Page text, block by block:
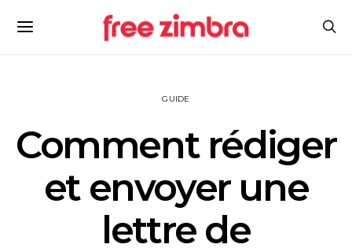
GUIDE
Comment rédiger
et envoyer une
lettre de